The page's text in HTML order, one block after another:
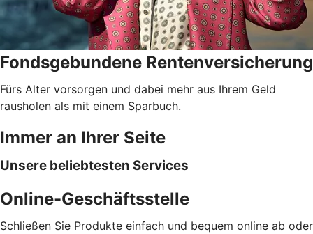
Fondsgebundene Rentenversicherung
Fürs Alter vorsorgen und dabei mehr aus Ihrem Geld
rausholen als mit einem Sparbuch.
Immer an Ihrer Seite
Unsere beliebtesten Services
Online-Geschäftsstelle
Schließen Sie Produkte einfach und bequem online ab oder